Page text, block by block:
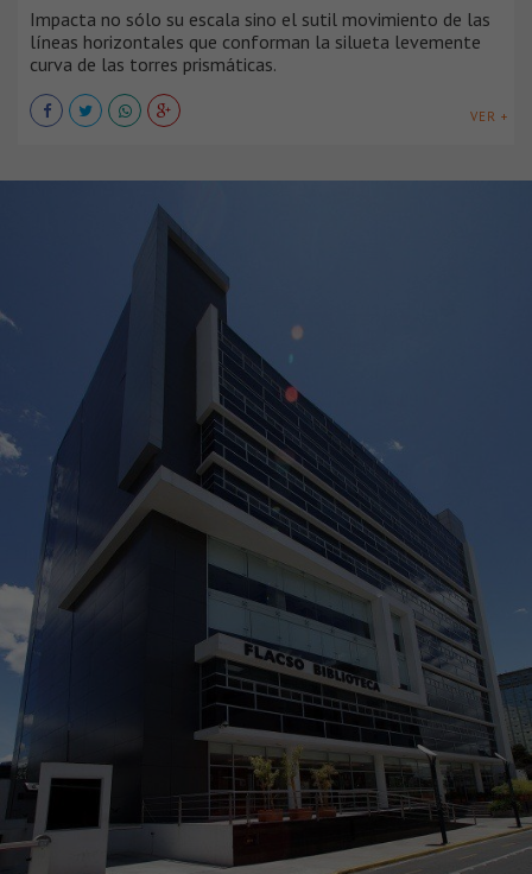
Impacta no sólo su escala sino el sutil movimiento de las
líneas horizontales que conforman la silueta levemente
curva de las torres prismáticas.
VER +